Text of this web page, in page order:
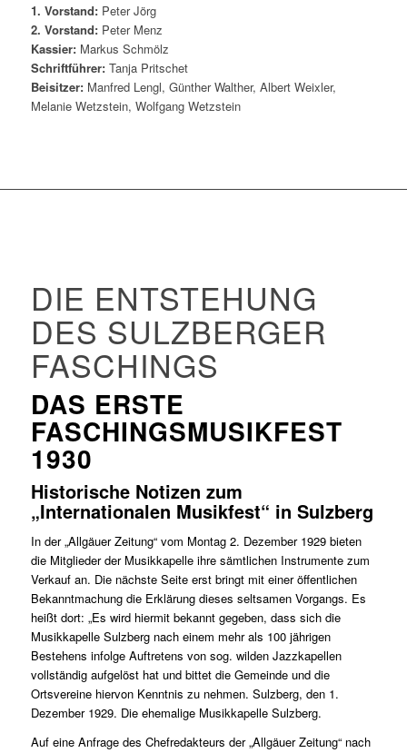
1. Vorstand:Peter Jörg
2. Vorstand:Peter Menz
Kassier:Markus Schmölz
Schriftführer:Tanja Pritschet
Beisitzer:Manfred Lengl, Günther Walther, Albert Weixler,
Melanie Wetzstein, Wolfgang Wetzstein
DIE ENTSTEHUNG
DES SULZBERGER
FASCHINGS
DAS ERSTE
FASCHINGSMUSIKFEST
1930
Historische Notizen zum
„Internationalen Musikfest“ in Sulzberg
In der „Allgäuer Zeitung“ vom Montag 2. Dezember 1929 bieten
die Mitglieder der Musikkapelle ihre sämtlichen Instrumente zum
Verkauf an. Die nächste Seite erst bringt mit einer öffentlichen
Bekanntmachung die Erklärung dieses seltsamen Vorgangs. Es
heißt dort: „Es wird hiermit bekannt gegeben, dass sich die
Musikkapelle Sulzberg nach einem mehr als 100 jährigen
Bestehens infolge Auftretens von sog. wilden Jazzkapellen
vollständig aufgelöst hat und bittet die Gemeinde und die
Ortsvereine hiervon Kenntnis zu nehmen. Sulzberg, den 1.
Dezember 1929. Die ehemalige Musikkapelle Sulzberg.
Auf eine Anfrage des Chefredakteurs der „Allgäuer Zeitung“ nach